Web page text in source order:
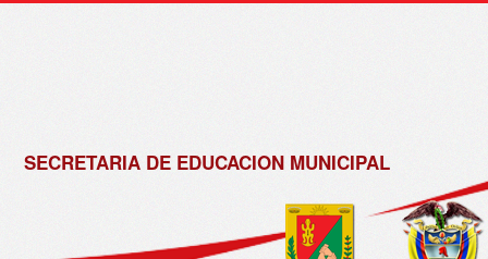
SECRETARIA DE EDUCACION MUNICIPAL
de